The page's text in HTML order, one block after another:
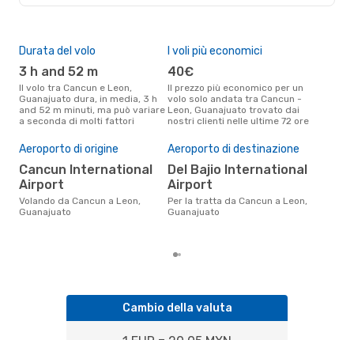
Durata del volo
3 h and 52 m
Il volo tra Cancun e Leon,
Guanajuato dura, in media, 3 h
and 52 m minuti, ma può variare
a seconda di molti fattori
I voli più economici
40€
Il prezzo più economico per un
volo solo andata tra Cancun -
Leon, Guanajuato trovato dai
nostri clienti nelle ultime 72 ore
Aeroporto di origine
Cancun International
Airport
Volando da Cancun a Leon,
Guanajuato
Aeroporto di destinazione
Del Bajio International
Airport
Per la tratta da Cancun a Leon,
Guanajuato
Cambio della valuta